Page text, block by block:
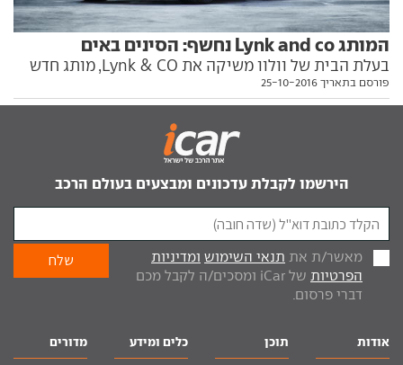
המותג Lynk and co נחשף: הסינים באים
בעלת הבית של וולוו משיקה את Lynk & CO, מותג חדש
שעשוי להיות פורץ הדרך הסיני המשמעותי הראשון
פורסם בתאריך 25-10-2016
הירשמו לקבלת עדכונים ומבצעים בעולם הרכב
מאשר/ת את תנאי השימוש ומדיניות
הפרטיות
של iCar ומסכים/ה לקבל מכם
דברי פרסום.
אודות תוכן כלים ומידע מדורים